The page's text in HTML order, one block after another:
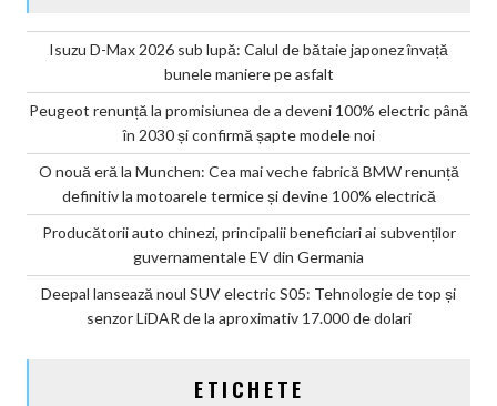
Isuzu D-Max 2026 sub lupă: Calul de bătaie japonez învață
bunele maniere pe asfalt
Peugeot renunță la promisiunea de a deveni 100% electric până
în 2030 și confirmă șapte modele noi
O nouă eră la Munchen: Cea mai veche fabrică BMW renunță
definitiv la motoarele termice și devine 100% electrică
Producătorii auto chinezi, principalii beneficiari ai subvenților
guvernamentale EV din Germania
Deepal lansează noul SUV electric S05: Tehnologie de top și
senzor LiDAR de la aproximativ 17.000 de dolari
ETICHETE